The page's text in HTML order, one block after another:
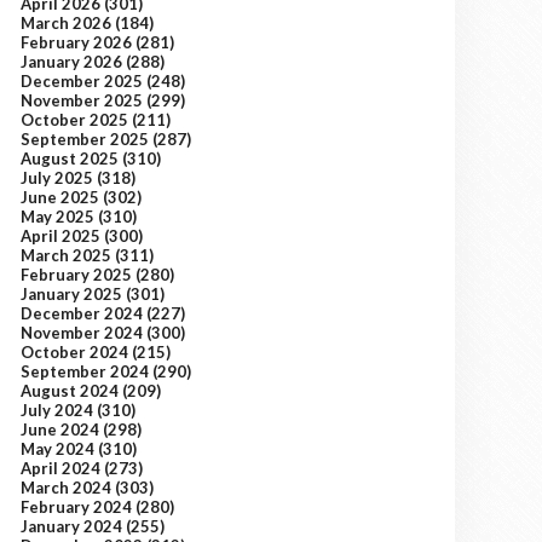
March 2026 (184)
February 2026 (281)
January 2026 (288)
December 2025 (248)
November 2025 (299)
October 2025 (211)
September 2025 (287)
August 2025 (310)
July 2025 (318)
June 2025 (302)
May 2025 (310)
April 2025 (300)
March 2025 (311)
February 2025 (280)
January 2025 (301)
December 2024 (227)
November 2024 (300)
October 2024 (215)
September 2024 (290)
August 2024 (209)
July 2024 (310)
June 2024 (298)
May 2024 (310)
April 2024 (273)
March 2024 (303)
February 2024 (280)
January 2024 (255)